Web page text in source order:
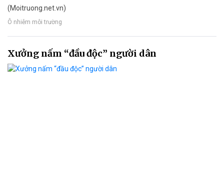
(Moitruong.net.vn)
Ô nhiễm môi trường
Xưởng nấm “đầu độc” người dân